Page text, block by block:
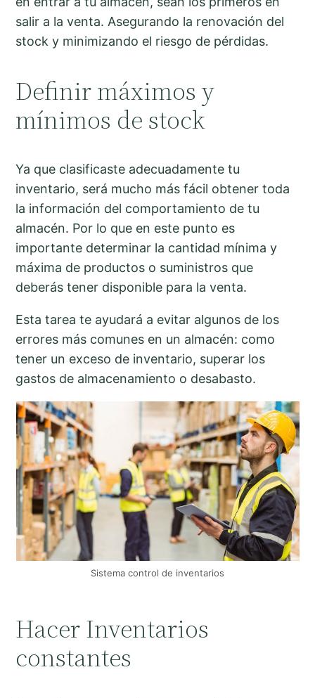
salir a la venta. Asegurando la renovación del
stock y minimizando el riesgo de pérdidas.
Definir máximos y
mínimos de stock
Ya que clasificaste adecuadamente tu
inventario, será mucho más fácil obtener toda
la información del comportamiento de tu
almacén. Por lo que en este punto es
importante determinar la cantidad mínima y
máxima de productos o suministros que
deberás tener disponible para la venta.
Esta tarea te ayudará a evitar algunos de los
errores más comunes en un almacén: como
tener un exceso de inventario, superar los
gastos de almacenamiento o desabasto.
Sistema control de inventarios
Hacer Inventarios
constantes